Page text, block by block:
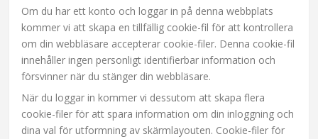
Om du har ett konto och loggar in på denna webbplats
kommer vi att skapa en tillfällig cookie-fil för att kontrollera
om din webbläsare accepterar cookie-filer. Denna cookie-fil
innehåller ingen personligt identifierbar information och
försvinner när du stänger din webbläsare.
När du loggar in kommer vi dessutom att skapa flera
cookie-filer för att spara information om din inloggning och
dina val för utformning av skärmlayouten. Cookie-filer för